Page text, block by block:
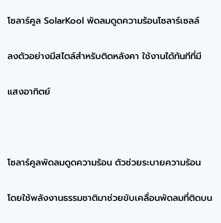
โซลาร์คูล SolarKool พัดลมดูดความร้อนโซลาร์เซลล์
ลงตัวอย่างมีสไตล์สำหรับติดหลังคา ใช้งานได้ทันทีที่มี
แสงอาทิตย์
โซลาร์คูลพัดลมดูดความร้อน ตัวช่วยระบายความร้อน
โดยใช้พลังงานธรรมชาติมาช่วยขับเคลื่อนพัดลมที่ติดบน